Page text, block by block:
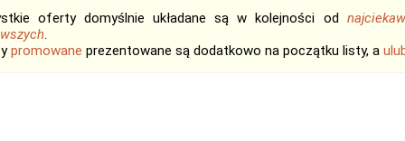
oferty domyślnie układane są w kolejności od
.
promowane prezentowane są dodatkowo na początku listy, a